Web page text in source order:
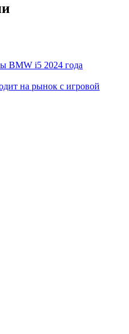
BMW i5 2024 года
на рынок с игровой